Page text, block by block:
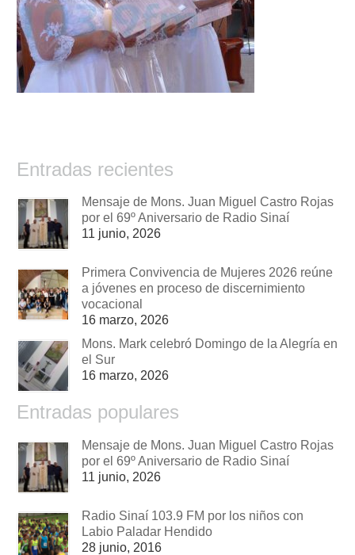
Entradas recientes
Mensaje de Mons. Juan Miguel Castro Rojas
por el 69º Aniversario de Radio Sinaí
11 junio, 2026
Primera Convivencia de Mujeres 2026 reúne
a jóvenes en proceso de discernimiento
vocacional
16 marzo, 2026
Mons. Mark celebró Domingo de la Alegría en
el Sur
16 marzo, 2026
Entradas populares
Mensaje de Mons. Juan Miguel Castro Rojas
por el 69º Aniversario de Radio Sinaí
11 junio, 2026
Radio Sinaí 103.9 FM por los niños con
Labio Paladar Hendido
28 junio, 2016